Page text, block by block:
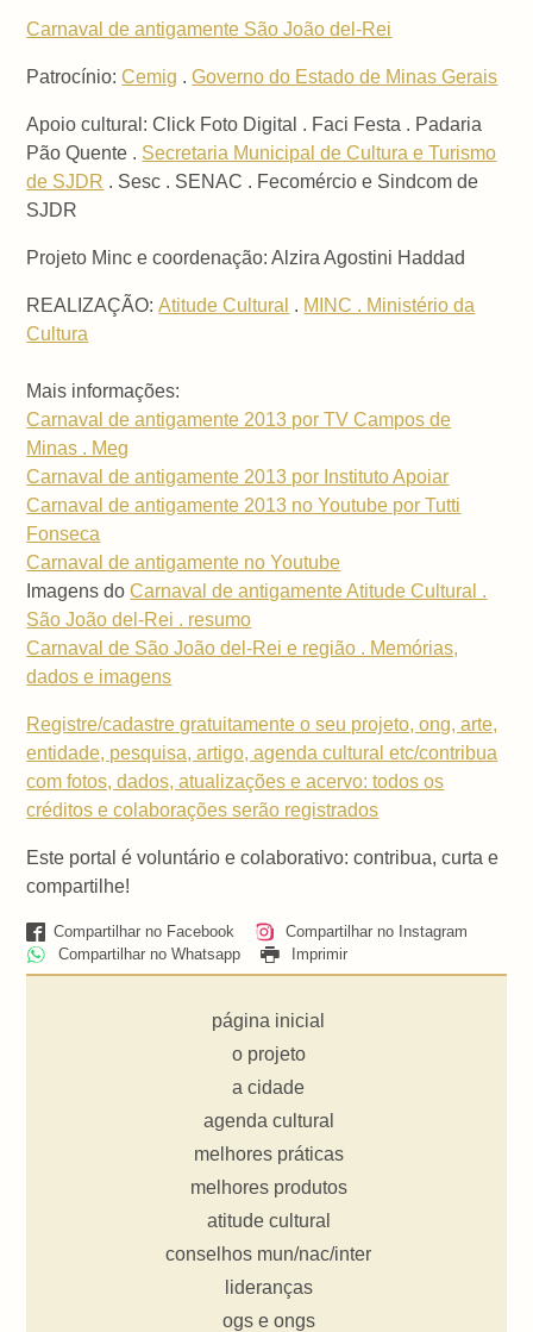
Carnaval de antigamente São João del-Rei
Patrocínio:Cemig .Governo do Estado de Minas Gerais
Apoio cultural: Click Foto Digital . Faci Festa . Padaria
Pão Quente . Secretaria Municipal de Cultura e Turismo
de SJDR . Sesc . SENAC . Fecomércio e Sindcom de
SJDR
Projeto Minc e coordenação: Alzira Agostini Haddad
REALIZAÇÃO:Atitude Cultural . MINC . Ministério da
Cultura
Mais informações:
Carnaval de antigamente 2013 por TV Campos de
Minas . Meg
Carnaval de antigamente 2013 por Instituto Apoiar
Carnaval de antigamente 2013 no Youtube por Tutti
Fonseca
Carnaval de antigamente no Youtube
Imagens doCarnaval de antigamente Atitude Cultural .
São João del-Rei . resumo
Carnaval de São João del-Rei e região . Memórias,
dados e imagens
Registre/cadastre gratuitamente o seu projeto, ong, arte,
entidade, pesquisa, artigo, agenda cultural etc/contribua
com fotos, dados, atualizações e acervo: todos os
créditos e colaborações serão registrados
Este portal é voluntário e colaborativo: contribua, curta e
compartilhe!
Compartilhar no Facebook
Compartilhar no Instagram
Compartilhar no Whatsapp
Imprimir
página inicial
o projeto
a cidade
agenda cultural
melhores práticas
melhores produtos
atitude cultural
conselhos mun/nac/inter
lideranças
ogs e ongs